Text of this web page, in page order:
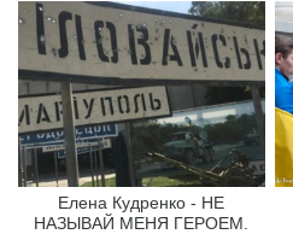
Елена Кудренко - НЕ
НАЗЫВАЙ МЕНЯ ГЕРОЕМ.